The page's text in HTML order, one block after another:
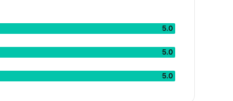
5.0
5.0
5.0